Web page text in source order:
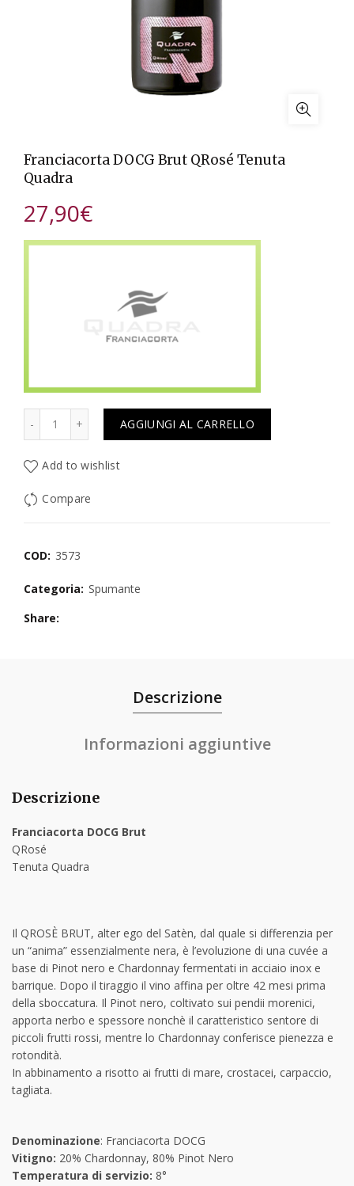
Franciacorta DOCG Brut QRosé Tenuta
Quadra
27,90€
AGGIUNGI AL CARRELLO
Add to wishlist
Compare
COD: 3573
Categoria: Spumante
Share
Descrizione
Informazioni aggiuntive
Descrizione
Franciacorta DOCG Brut
QRosé
Tenuta Quadra
Il QROSÈ BRUT, alter ego del Satèn, dal quale si differenzia per
un “anima” essenzialmente nera, è l’evoluzione di una cuvée a
base di Pinot nero e Chardonnay fermentati in acciaio inox e
barrique. Dopo il tiraggio il vino affina per oltre 42 mesi prima
della sboccatura. Il Pinot nero, coltivato sui pendii morenici,
apporta nerbo e spessore nonchè il caratteristico sentore di
piccoli frutti rossi, mentre lo Chardonnay conferisce pienezza e
rotondità.
In abbinamento a risotto ai frutti di mare, crostacei, carpaccio,
tagliata.
Denominazione: Franciacorta DOCG
Vitigno: 20% Chardonnay, 80% Pinot Nero
Temperatura di servizio: 8°